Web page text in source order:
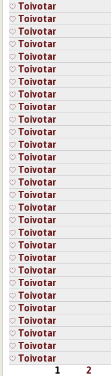
Toivotar
Toivotar
Toivotar
Toivotar
Toivotar
Toivotar
Toivotar
Toivotar
Toivotar
Toivotar
Toivotar
Toivotar
Toivotar
Toivotar
Toivotar
Toivotar
Toivotar
Toivotar
Toivotar
Toivotar
Toivotar
Toivotar
Toivotar
Toivotar
Toivotar
Toivotar
Toivotar
Toivotar
Toivotar
1 2